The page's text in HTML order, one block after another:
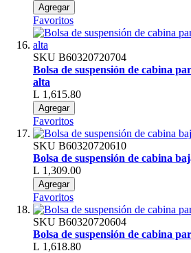
Agregar
Favoritos
SKU B60320720704
Bolsa de suspensión de cabina
alta
L 1,615.80
Agregar
Favoritos
SKU B60320720610
Bolsa de suspensión de cabina
L 1,309.00
Agregar
Favoritos
SKU B60320720604
Bolsa de suspensión de cabina
L 1,618.80